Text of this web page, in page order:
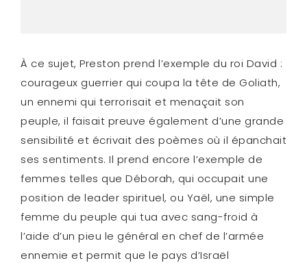
À ce sujet, Preston prend l’exemple du roi David :
courageux guerrier qui coupa la tête de Goliath,
un ennemi qui terrorisait et menaçait son
peuple, il faisait preuve également d’une grande
sensibilité et écrivait des poèmes où il épanchait
ses sentiments. Il prend encore l’exemple de
femmes telles que Déborah, qui occupait une
position de leader spirituel, ou Yaël, une simple
femme du peuple qui tua avec sang-froid à
l’aide d’un pieu le général en chef de l’armée
ennemie et permit que le pays d’Israël